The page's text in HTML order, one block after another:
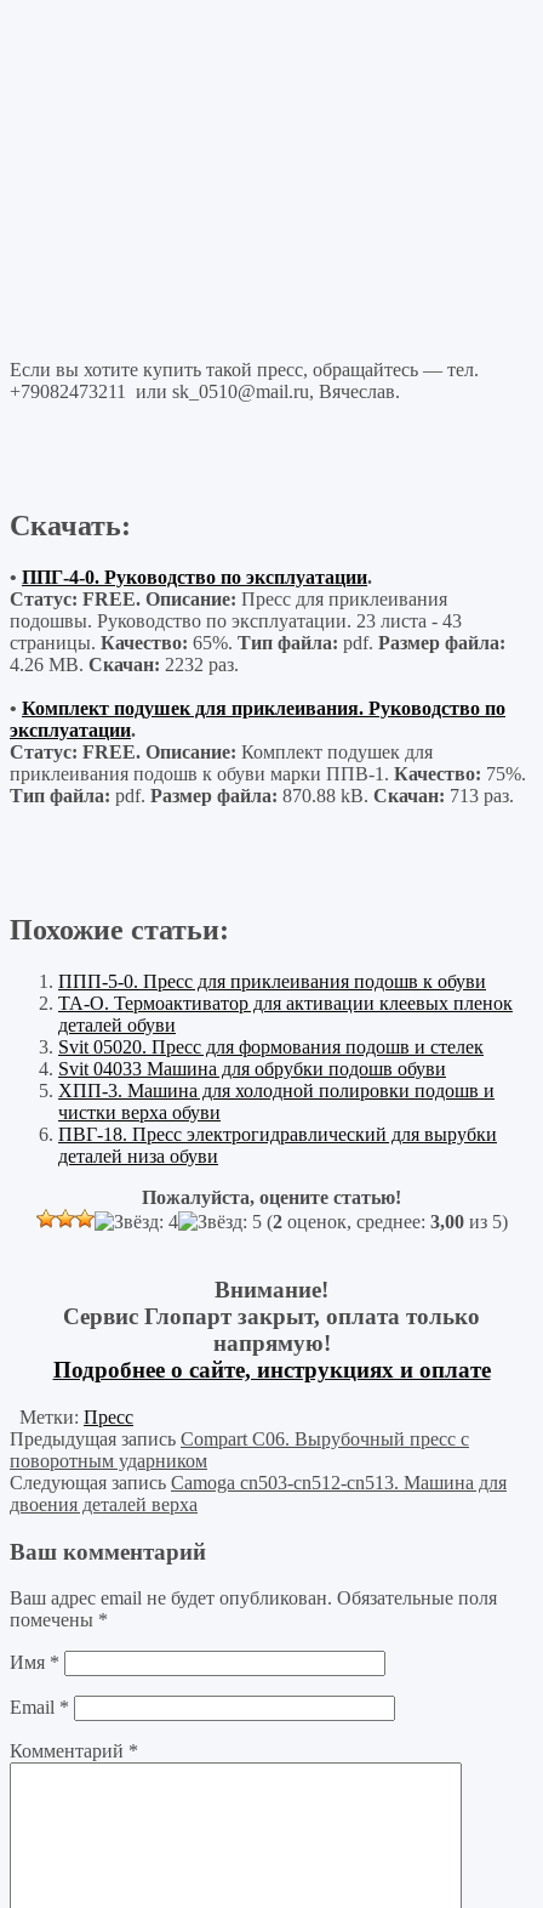
Если вы хотите купить такой пресс, обращайтесь — тел.
+79082473211 или sk_0510@mail.ru, Вячеслав.
Скачать:
• ППГ-4-0. Руководство по эксплуатации.
Статус: FREE. Описание: Пресс для приклеивания
подошвы. Руководство по эксплуатации. 23 листа - 43
страницы. Качество: 65%. Тип файла: pdf. Размер файла:
4.26 MB. Скачан: 2232 раз.
• Комплект подушек для приклеивания. Руководство по
эксплуатации.
Статус: FREE. Описание: Комплект подушек для
приклеивания подошв к обуви марки ППВ-1. Качество: 75%.
Тип файла: pdf. Размер файла: 870.88 kB. Скачан: 713 раз.
Похожие статьи:
ППП-5-0. Пресс для приклеивания подошв к обуви
ТА-О. Термоактиватор для активации клеевых пленок
деталей обуви
Svit 05020. Пресс для формования подошв и стелек
Svit 04033 Машина для обрубки подошв обуви
ХПП-3. Машина для холодной полировки подошв и
чистки верха обуви
ПВГ-18. Пресс электрогидравлический для вырубки
деталей низа обуви
Пожалуйста, оцените статью!
(2оценок, среднее: 3,00из 5)
Внимание!
Сервис Глопарт закрыт, оплата только
напрямую!
Подробнее о сайте, инструкциях и оплате
Метки: Пресс
Предыдущая запись Compart С06. Вырубочный пресс с
поворотным ударником
Следующая запись Camoga cn503-cn512-cn513. Машина для
двоения деталей верха
Ваш комментарий
Ваш адрес email не будет опубликован. Обязательные поля
помечены *
Имя *
Email *
Комментарий *